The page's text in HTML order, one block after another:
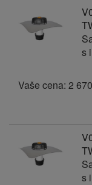
s
Vaše cena: 2
s